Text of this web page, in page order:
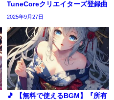
TuneCoreクリエイターズ登録曲
2025年9月27日
🎵 【無料で使えるBGM】『所有